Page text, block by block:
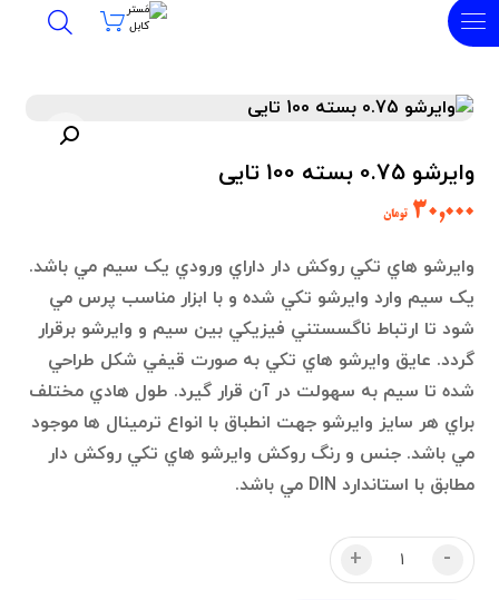
وایرشو 0.75 بسته 100 تایی
۳۰,۰۰۰ تومان
وايرشو هاي تکي روکش دار داراي ورودي يک سيم مي باشد.
يک سيم وارد وايرشو تکي شده و با ابزار مناسب پرس مي
شود تا ارتباط ناگسستني فيزيکي بين سيم و وايرشو برقرار
گردد. عايق وايرشو هاي تکي به صورت قيفي شکل طراحي
شده تا سيم به سهولت در آن قرار گيرد. طول هادي مختلف
براي هر سايز وايرشو جهت انطباق با انواع ترمينال ها موجود
مي باشد. جنس و رنگ روکش وايرشو هاي تکي روکش دار
مطابق با استاندارد DIN مي باشد.
-
+